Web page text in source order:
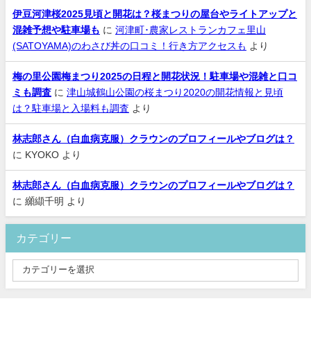
伊豆河津桜2025見頃と開花は？桜まつりの屋台やライトアップと
混雑予想や駐車場も に 河津町･農家レストランカフェ里山
(SATOYAMA)のわさび丼の口コミ！行き方アクセスも より
梅の里公園梅まつり2025の日程と開花状況！駐車場や混雑と口コ
ミも調査 に 津山城鶴山公園の桜まつり2020の開花情報と見頃
は？駐車場と入場料も調査 より
林志郎さん（白血病克服）クラウンのプロフィールやブログは？
に KYOKO より
林志郎さん（白血病克服）クラウンのプロフィールやブログは？
に 纐纈千明 より
カテゴリー